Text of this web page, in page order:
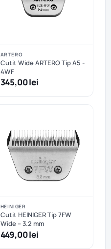
ARTERO
Cutit Wide ARTERO Tip A5 -
4WF
345,00 lei
HEINIGER
Cutit HEINIGER Tip 7FW
Wide – 3.2 mm
449,00 lei